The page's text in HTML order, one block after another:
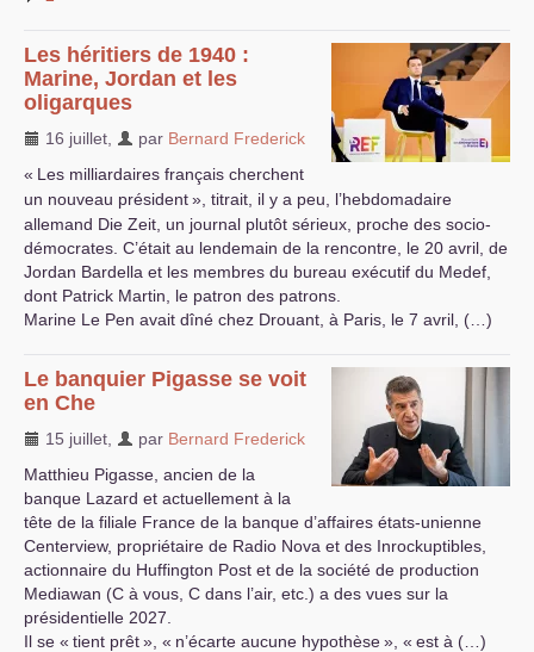
Les héritiers de 1940 :
Marine, Jordan et les
oligarques
16 juillet par Bernard Frederick
« Les milliardaires français cherchent
un nouveau président», titrait, il y a peu, l’hebdomadaire
allemand Die Zeit, un journal plutôt sérieux, proche des socio-
démocrates. C’était au lendemain de la rencontre, le 20 avril, de
Jordan Bardella et les membres du bureau exécutif du Medef,
dont Patrick Martin, le patron des patrons.
Marine Le Pen avait dîné chez Drouant, à Paris, le 7 avril, (…)
Le banquier Pigasse se voit
en Che
15 juillet par Bernard Frederick
Matthieu Pigasse, ancien de la
banque Lazard et actuellement à la
tête de la filiale France de la banque d’affaires états-unienne
Centerview, propriétaire de Radio Nova et des Inrockuptibles,
actionnaire du Huffington Post et de la société de production
Mediawan (C à vous, C dans l’air, etc.) a des vues sur la
présidentielle 2027.
Il se « tient prêt», « n’écarte aucune hypothèse», « est à (…)